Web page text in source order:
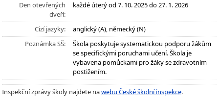
Den otevřených
dveří:
každé úterý od 7. 10. 2025 do 27. 1. 2026
Cizí jazyky:
anglický (A), německý (N)
Poznámka SŠ:
Škola poskytuje systematickou podporu žákům
se specifickými poruchami učení. Škola je
vybavena pomůckami pro žáky se zdravotním
postižením.
Inspekční zprávy školy najdete nawebu České školní inspekce.